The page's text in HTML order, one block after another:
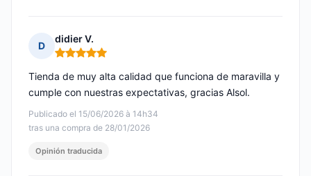
D
didier V.
Nota: 5 de 5
Publicado el 15/06/2026 à 14h34
tras una compra de 28/01/2026
Tienda de muy alta calidad que funciona de maravilla y
cumple con nuestras expectativas, gracias Alsol.
Opinión traducida